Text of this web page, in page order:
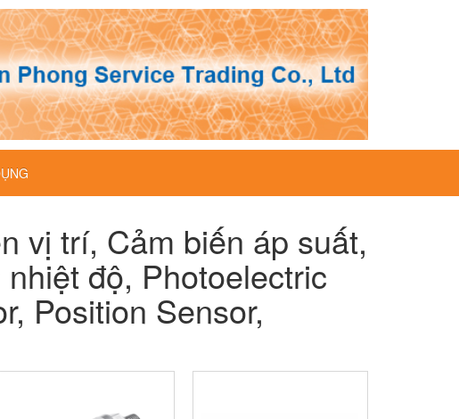
vị trí, Cảm biến áp suất,
độ, Photoelectric
Position Sensor,